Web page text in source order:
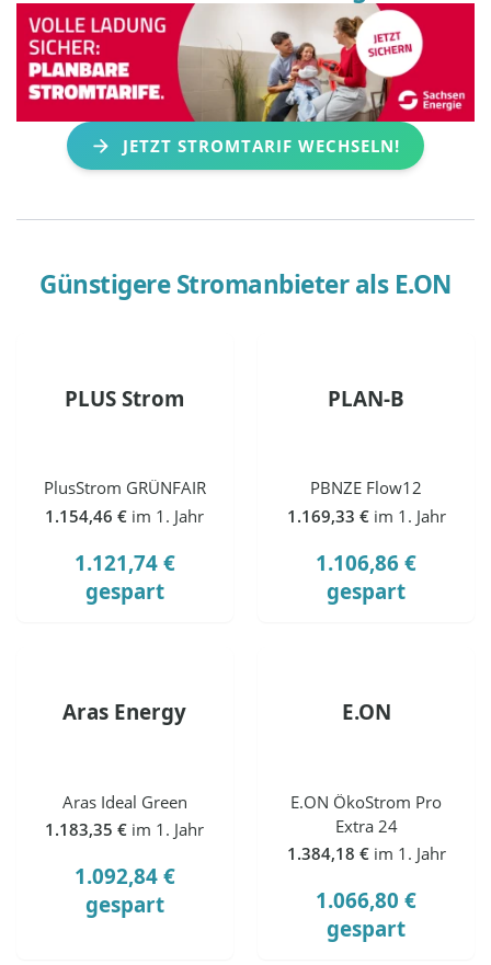
JETZT STROMTARIF WECHSELN!
Günstigere Stromanbieter als E.ON
PLUS Strom
PlusStrom GRÜNFAIR
1.154,46 € im 1. Jahr
1.121,74 €
gespart
PLAN-B
PBNZE Flow12
1.169,33 € im 1. Jahr
1.106,86 €
gespart
Aras Energy
Aras Ideal Green
1.183,35 € im 1. Jahr
1.092,84 €
gespart
E.ON
E.ON ÖkoStrom Pro
Extra 24
1.384,18 € im 1. Jahr
1.066,80 €
gespart